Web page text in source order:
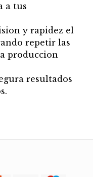
a tus
y rapidez el
repetir las
produccion
resultados